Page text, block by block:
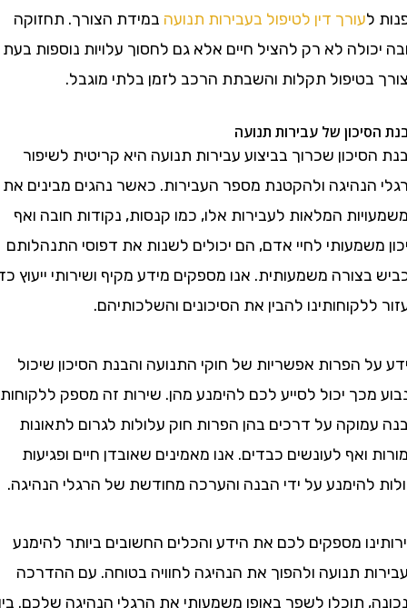
עורך דין לטיפול בעבירות תנועהבמידת הצורך. תחזוקה
לא רק להציל חיים אלא גם לחסוך עלויות נוספות בעת
תקלות והשבתת הרכב לזמן בלתי מוגבל.
של עבירות תנועה
שכרוך בביצוע עבירות תנועה היא קריטית לשיפור
ולהקטנת מספר העבירות. כאשר נהגים מבינים את
המלאות לעבירות אלו, כמו קנסות, נקודות חובה ואף
לחיי אדם, הם יכולים לשנות את דפוסי התנהלותם
משמעותית. אנו מספקים מידע מקיף ושירותי ייעוץ כדי
להבין את הסיכונים והשלכותיהם.
הפרות אפשריות של חוקי התנועה והבנת הסיכון שיכול
יכול לסייע לכם להימנע מהן. שירות זה מספק ללקוחות
על דרכים בהן הפרות חוק עלולות לגרום לתאונות
ואף לעונשים כבדים. אנו מאמינים שאובדן חיים ופגיעות
להימנע על ידי הבנה והערכה מחודשת של הרגלי הנהיגה.
מספקים לכם את הידע והכלים החשובים ביותר להימנע
תנועה ולהפוך את הנהיגה לחוויה בטוחה. עם ההדרכה
תוכלו לשפר באופן משמעותי את הרגלי הנהיגה שלכם. בין